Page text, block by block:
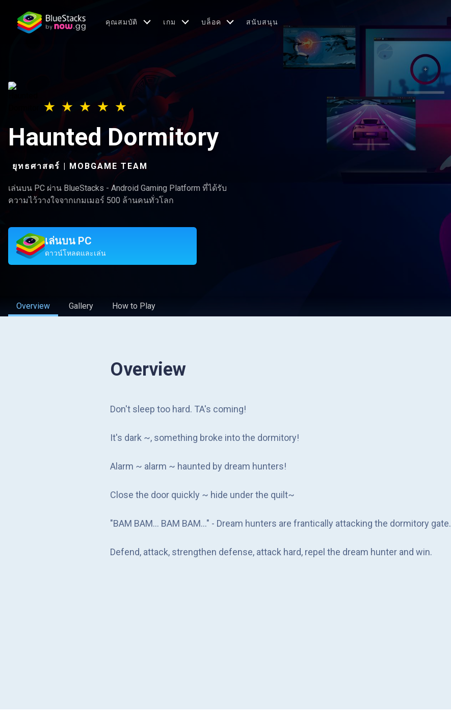
คุณสมบัติ เกม บล็อค สนับสนุน
Haunted Dormitory
ยุทธศาสตร์ | MOBGAME TEAM
เล่นบน PC ผ่าน BlueStacks - Android Gaming Platform ที่ได้รับ
ความไว้วางใจจากเกมเมอร์ 500 ล้านคนทั่วโลก
เล่นบน PC
ดาวน์โหลดและเล่น
Overview Gallery How to Play
Overview
Don't sleep too hard. TA's coming!
It's dark ~, something broke into the dormitory!
Alarm ~ alarm ~ haunted by dream hunters!
Close the door quickly ~ hide under the quilt~
"BAM BAM... BAM BAM..." - Dream hunters are frantically attacking the dormitory gate.
Defend, attack, strengthen defense, attack hard, repel the dream hunter and win.